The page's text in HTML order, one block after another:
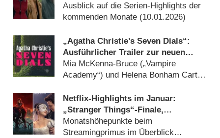
Ausblick auf die Serien-Highlights der
kommenden Monate (10.01.2026)
„Agatha Christie’s Seven Dials“:
Ausführlicher Trailer zur neuen
Krimiserie mit Martin Freeman
(„Sherlock“)
Mia McKenna-Bruce („Vampire
Academy“) und Helena Bonham Carter
(07.01.2026)
Netflix-Highlights im Januar:
„Stranger Things“-Finale,
„Bridgerton“, Agatha Christie,
James Bond und „Star Search“
Monatshöhepunkte beim
Streamingprimus im Überblick